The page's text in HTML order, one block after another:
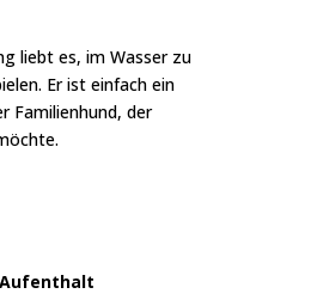
liebt es, im Wasser zu
Er ist einfach ein
Familienhund, der